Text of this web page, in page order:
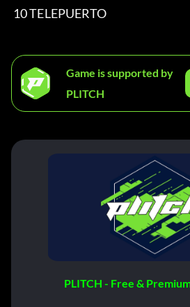
10 TELEPUERTO
Game is supported by
PLITCH
PLITCH - Free &